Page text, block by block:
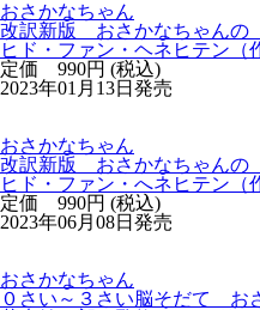
おさかなちゃん
改訳新版 おさかなちゃん
ヒド・ファン・ヘネヒテン（
定価 990円 (税込)
2023年01月13日発売
おさかなちゃん
改訳新版 おさかなちゃん
ヒド・ファン・へネヒテン（
定価 990円 (税込)
2023年06月08日発売
おさかなちゃん
０さい～３さい脳そだて お